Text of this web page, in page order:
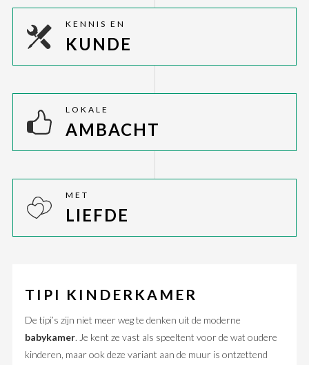
KENNIS EN
KUNDE
LOKALE
AMBACHT
MET
LIEFDE
TIPI KINDERKAMER
De tipi’s zijn niet meer weg te denken uit de moderne
babykamer. Je kent ze vast als speeltent voor de wat oudere
kinderen, maar ook deze variant aan de muur is ontzettend